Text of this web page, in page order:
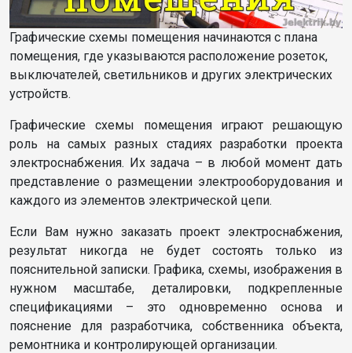
Графические схемы помещения начинаются с плана
помещения, где указываются расположение розеток,
выключателей, светильников и других электрических
устройств.
Графические схемы помещения играют решающую
роль на самых разных стадиях разработки проекта
электроснабжения. Их задача – в любой момент дать
представление о размещении электрооборудования и
каждого из элементов электрической цепи.
Если Вам нужно заказать проект электроснабжения,
результат никогда не будет состоять только из
пояснительной записки. Графика, схемы, изображения в
нужном масштабе, деталировки, подкрепленные
спецификациями – это одновременно основа и
пояснение для разработчика, собственника объекта,
ремонтника и контролирующей организации.